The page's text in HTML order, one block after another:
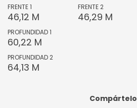
FRENTE 1
46,12 M
FRENTE 2
46,29 M
PROFUNDIDAD 1
60,22 M
PROFUNDIDAD 2
64,13 M
Compártelo